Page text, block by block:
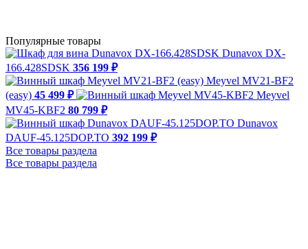
Популярные товары
Dunavox DX-
166.428SDSK 356 199 ₽
Meyvel MV21-BF2
(easy) 45 499 ₽
Meyvel
MV45-KBF2 80 799 ₽
Dunavox
DAUF-45.125DOP.TO 392 199 ₽
Все товары раздела
Все товары раздела